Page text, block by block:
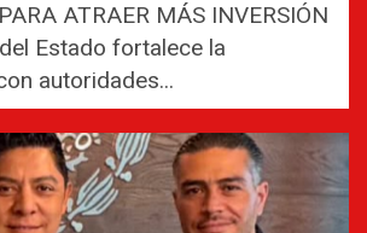
ATRAER MÁS INVERSIÓN
Estado fortalece la
autoridades...